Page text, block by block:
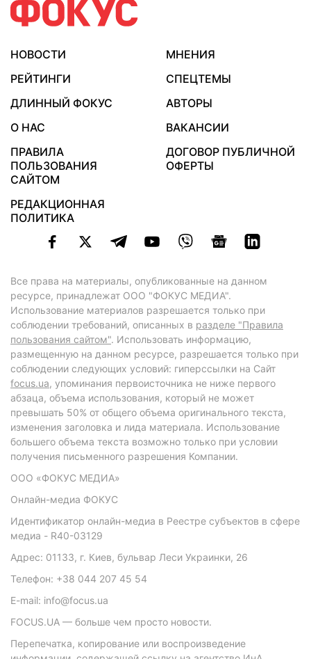
НОВОСТИ
МНЕНИЯ
РЕЙТИНГИ
СПЕЦТЕМЫ
ДЛИННЫЙ ФОКУС
АВТОРЫ
О НАС
ВАКАНСИИ
ПРАВИЛА
ПОЛЬЗОВАНИЯ
САЙТОМ
ДОГОВОР ПУБЛИЧНОЙ
ОФЕРТЫ
РЕДАКЦИОННАЯ
ПОЛИТИКА
Все права на материалы, опубликованные на данном
ресурсе, принадлежат ООО "ФОКУС МЕДИА".
Использование материалов разрешается только при
соблюдении требований, описанных в разделе "Правила
пользования сайтом". Использовать информацию,
размещенную на данном ресурсе, разрешается только при
соблюдении следующих условий: гиперссылки на Сайт
focus.ua, упоминания первоисточника не ниже первого
абзаца, объема использования, который не может
превышать 50% от общего объема оригинального текста,
изменения заголовка и лида материала. Использование
большего объема текста возможно только при условии
получения письменного разрешения Компании.
ООО «ФОКУС МЕДИА»
Онлайн-медиа ФОКУС
Идентификатор онлайн-медиа в Реестре субъектов в сфере
медиа - R40-03129
Адрес: 01133, г. Киев, бульвар Леси Украинки, 26
Телефон: +38 044 207 45 54
E-mail: info@focus.ua
FOCUS.UA — больше чем просто новости.
Перепечатка, копирование или воспроизведение